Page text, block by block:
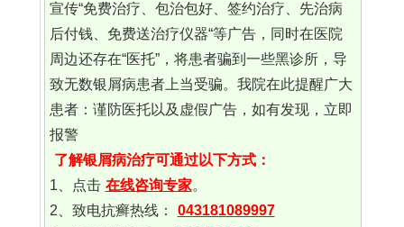
宣传“免费治疗、包治包好、签约治疗、先治病
后付钱、免费送治疗仪器“等广告，同时在医院
周边还存在“医托”，将患者骗到一些黑诊所，导
致无数银屑病患者上当受骗。我院在此提醒广大
患者：谨防医托以及虚假广告，如有发现，立即
报警
了解银屑病治疗可通过以下方式：
1、点击 在线咨询专家。
2、致电抗癣热线：
043181089997